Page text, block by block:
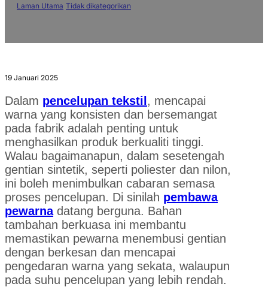
Laman Utama Tidak dikategorikan
19 Januari 2025
Dalam pencelupan tekstil , mencapai
warna yang konsisten dan bersemangat
pada fabrik adalah penting untuk
menghasilkan produk berkualiti tinggi.
Walau bagaimanapun, dalam sesetengah
gentian sintetik, seperti poliester dan nilon,
ini boleh menimbulkan cabaran semasa
proses pencelupan. Di sinilah pembawa
pewarnadatang berguna. Bahan
tambahan berkuasa ini membantu
memastikan pewarna menembusi gentian
dengan berkesan dan mencapai
pengedaran warna yang sekata, walaupun
pada suhu pencelupan yang lebih rendah.